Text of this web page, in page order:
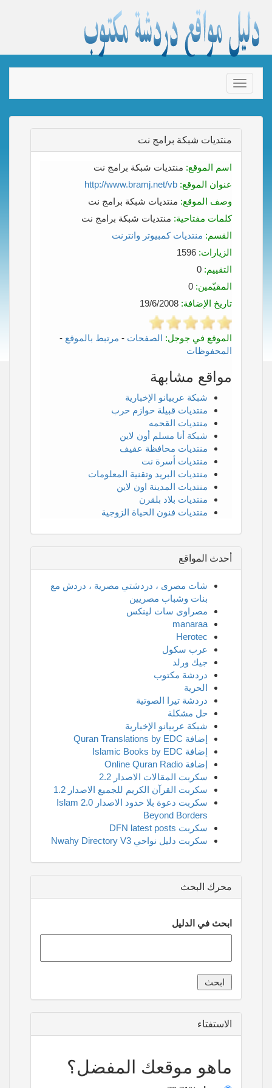
Toggle
navigation
منتديات شبكة برامج نت
اسم الموقع: منتديات شبكة برامج نت
عنوان الموقع: http://www.bramj.net/vb
وصف الموقع: منتديات شبكة برامج نت
كلمات مفتاحية: منتديات شبكة برامج نت
القسم: منتديات كمبيوتر وانترنت
الزيارات:
التقييم:
المقيّمين:
تاريخ الإضافة:
الموقع في جوجل: الصفحات - مرتبط بالموقع -
المحفوظات
مواقع مشابهة
شبكة عربيانو الإخبارية
منتديات قبيلة حوازم حرب
منتديات القحمه
شبكة أنا مسلم أون لاين
منتديات محافظة عفيف
منتديات أسرة نت
منتديات البريد وتقنية المعلومات
منتديات المدينة اون لاين
منتديات بلاد بلقرن
منتديات فنون الحياة الزوجية
أحدث المواقع
شات مصرى ، دردشتي مصرية ، دردش مع
بنات وشباب مصريين
مصراوى سات لينكس
manaraa
Herotec
عرب سكول
جيك ورلد
دردشة مكتوب
الحرية
دردشة تيرا الصوتية
حل مشكلة
شبكة عربيانو الإخبارية
إضافة Quran Translations by EDC
إضافة Islamic Books by EDC
إضافة Online Quran Radio
سكربت المقالات الاصدار 2.2
سكربت القرآن الكريم للجميع الاصدار 1.2
سكربت دعوة بلا حدود الاصدار 2.0 Islam
Beyond Borders
سكربت DFN latest posts
سكربت دليل نواحي Nwahy Directory V3
محرك البحث
ابحث في الدليل
الاستفتاء
ماهو موقعك المفضل؟